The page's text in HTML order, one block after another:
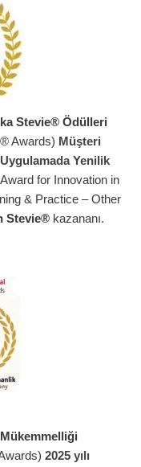
Stevie® Ödülleri
Awards) Müşteri
Yenilik
for Innovation in
& Practice – Other
Stevie® kazananı.
2025 yılı